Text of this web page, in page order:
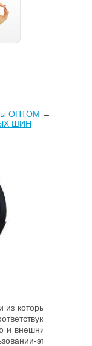
ОПТОМ →
ШИН
которых
и внешний
это